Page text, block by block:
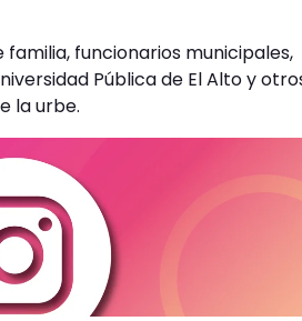
funcionarios municipales,
Pública de El Alto y
la urbe.